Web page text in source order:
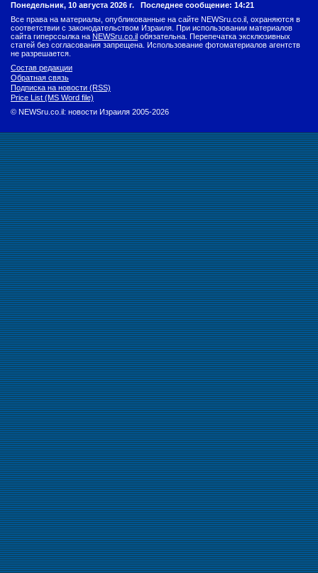
Понедельник, 10 августа 2026 г. Последнее сообщение: 14:21
Все права на материалы, опубликованные на сайте NEWSru.co.il, охраняются в
соответствии с законодательством Израиля. При использовании материалов
сайта гиперссылка на NEWSru.co.il обязательна. Перепечатка эксклюзивных
статей без согласования запрещена. Использование фотоматериалов агентств
не разрешается.
Состав редакции
Обратная связь
Подписка на новости (RSS)
Price List (MS Word file)
© NEWSru.co.il: новости Израиля 2005-2026